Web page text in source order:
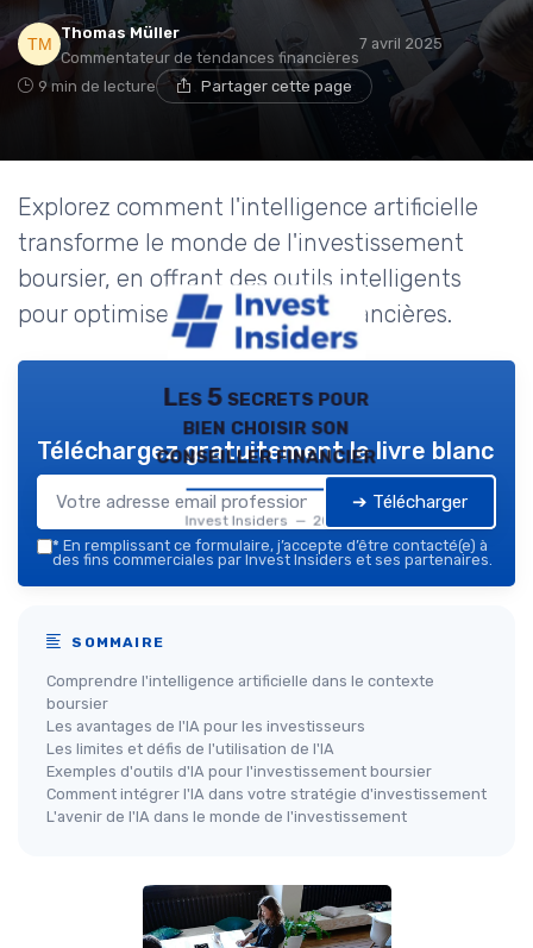
Thomas Müller
Commentateur de tendances financières
7 avril 2025
9 min de lecture Partager cette page
Explorez comment l'intelligence artificielle
transforme le monde de l'investissement
boursier, en offrant des outils intelligents
pour optimiser vos décisions financières.
Les 5 secrets pour
bien choisir son
conseiller financier
Invest Insiders — 2026
Téléchargez gratuitement le livre blanc
➔ Télécharger
* En remplissant ce formulaire, j’accepte d’être contacté(e) à
des fins commerciales par Invest Insiders et ses partenaires.
SOMMAIRE
Comprendre l'intelligence artificielle dans le contexte
boursier
Les avantages de l'IA pour les investisseurs
Les limites et défis de l'utilisation de l'IA
Exemples d'outils d'IA pour l'investissement boursier
Comment intégrer l'IA dans votre stratégie d'investissement
L'avenir de l'IA dans le monde de l'investissement